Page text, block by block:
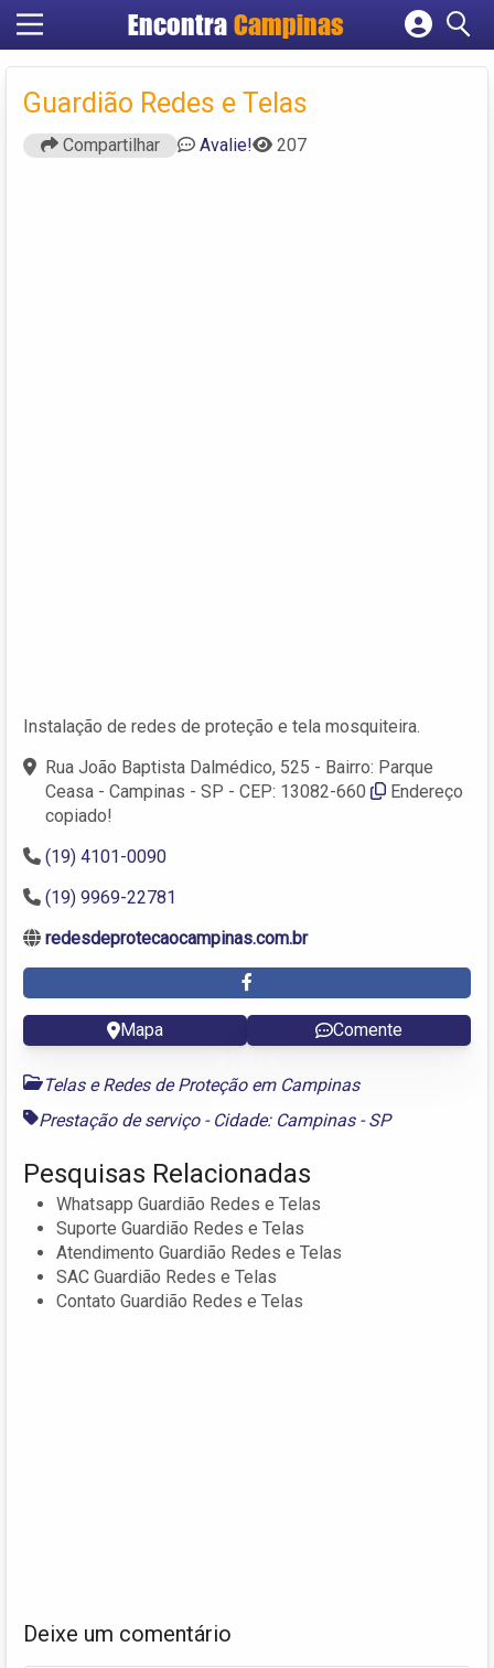
Encontra Campinas
Cadastrar empresa
Criar conta
Guardião Redes e Telas
Compartilhar Avalie! 207
Instalação de redes de proteção e tela mosquiteira.
Rua João Baptista Dalmédico, 525 - Bairro: Parque
Ceasa - Campinas - SP - CEP: 13082-660
Endereço
copiado!
(19) 4101-0090
(19) 9969-22781
redesdeprotecaocampinas.com.br
Mapa Comente
Telas e Redes de Proteção em Campinas
Prestação de serviço - Cidade: Campinas - SP
Pesquisas Relacionadas
Whatsapp Guardião Redes e Telas
Suporte Guardião Redes e Telas
Atendimento Guardião Redes e Telas
SAC Guardião Redes e Telas
Contato Guardião Redes e Telas
Deixe um comentário